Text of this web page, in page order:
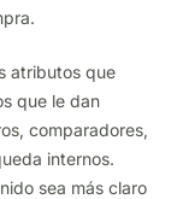
atributos que
que le dan
comparadores,
internos.
sea más claro